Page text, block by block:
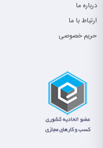
درباره ما
ارتباط با ما
حریم خصوصی